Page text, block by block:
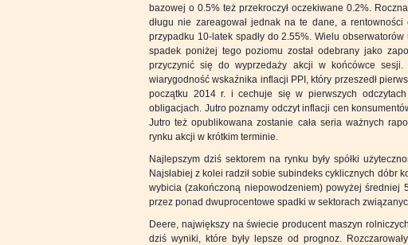
bazowej o 0.5% też przekroczył oczekiwane 0.2%.
długu nie zareagował jednak na te dane, a
przypadku 10-latek spadły do 2.55%. Wielu
spadek poniżej tego poziomu został odebrany jako
przyczynić się do wyprzedaży akcji w końcówce
wiarygodność wskaźnika inflacji PPI, który przeszedł
początku 2014 r. i cechuje się w pierwszych
obligacjach. Jutro poznamy odczyt inflacji cen
Jutro też opublikowana zostanie cała seria ważnych
rynku akcji w krótkim terminie.
Najlepszym dziś sektorem na rynku były spółki
Najsłabiej z kolei radził sobie subindeks cyklicznych dóbr
wybicia (zakończoną niepowodzeniem) powyżej średniej
przez ponad dwuprocentowe spadki w sektorach
Deere, największy na świecie producent maszyn
dziś wyniki, które były lepsze od prognoz.